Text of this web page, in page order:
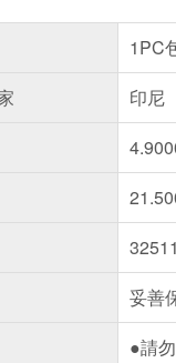
1PC
印尼
妥善
●請